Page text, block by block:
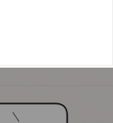
19-latek stracił